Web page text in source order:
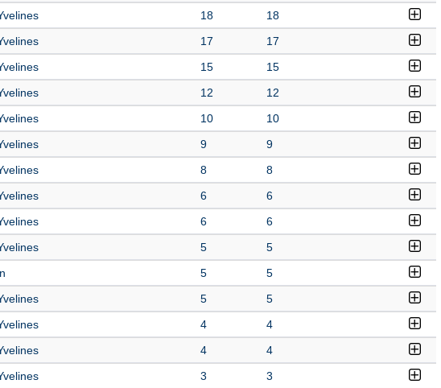
18
18
17
17
15
15
12
12
10
10
9
9
8
8
6
6
6
6
5
5
5
5
5
5
4
4
4
4
3
3